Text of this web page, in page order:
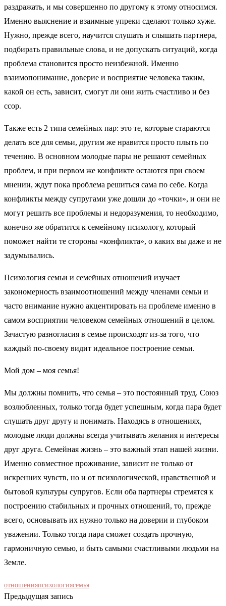
раздражать, и мы совершенно по другому к этому относимся.
Именно выяснение и взаимные упреки сделают только хуже.
Нужно, прежде всего, научится слушать и слышать партнера,
подбирать правильные слова, и не допускать ситуаций, когда
проблема становится просто неизбежной. Именно
взаимопонимание, доверие и восприятие человека таким,
какой он есть, зависит, смогут ли они жить счастливо и без
ссор.
Также есть 2 типа семейных пар: это те, которые стараются
делать все для семьи, другим же нравится просто плыть по
течению. В основном молодые пары не решают семейных
проблем, и при первом же конфликте остаются при своем
мнении, ждут пока проблема решиться сама по себе. Когда
конфликты между супругами уже дошли до «точки», и они не
могут решить все проблемы и недоразумения, то необходимо,
конечно же обратится к семейному психологу, который
поможет найти те стороны «конфликта», о каких вы даже и не
задумывались.
Психология семьи и семейных отношений изучает
закономерность взаимоотношений между членами семьи и
часто внимание нужно акцентировать на проблеме именно в
самом восприятии человеком семейных отношений в целом.
Зачастую разногласия в семье происходят из-за того, что
каждый по-своему видит идеальное построение семьи.
Мой дом – моя семья!
Мы должны помнить, что семья – это постоянный труд. Союз
возлюбленных, только тогда будет успешным, когда пара будет
слушать друг другу и понимать. Находясь в отношениях,
молодые люди должны всегда учитывать желания и интересы
друг друга. Семейная жизнь – это важный этап нашей жизни.
Именно совместное проживание, зависит не только от
искренних чувств, но и от психологической, нравственной и
бытовой культуры супругов. Если оба партнеры стремятся к
построению стабильных и прочных отношений, то, прежде
всего, основывать их нужно только на доверии и глубоком
уважении. Только тогда пара сможет создать прочную,
гармоничную семью, и быть самыми счастливыми людьми на
Земле.
отношенияпсихологиясемья
Предыдущая запись